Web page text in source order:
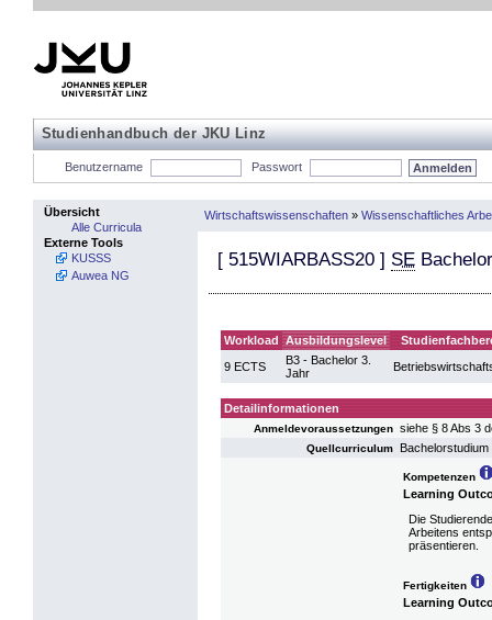
Studienhandbuch der JKU Linz
Benutzername Passwort
Übersicht
Alle Curricula
Externe Tools
KUSSS
Auwea NG
Wirtschaftswissenschaften » Wissenschaftliches
[ 515WIARBASS20 ] SE
Workload Ausbildungslevel
9 ECTS
B3 - Bachelor 3.
Jahr
Detailinformationen
Anmeldevoraussetzungen siehe § 8 Abs 3
Quellcurriculum
Kompetenzen
Learning
Die
Arbeitens
präsentieren.
Fertigkeiten
Learning